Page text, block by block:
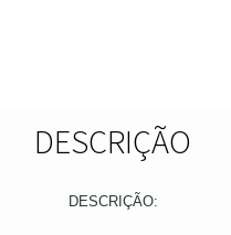
DESCRIÇÃO
DESCRIÇÃO: